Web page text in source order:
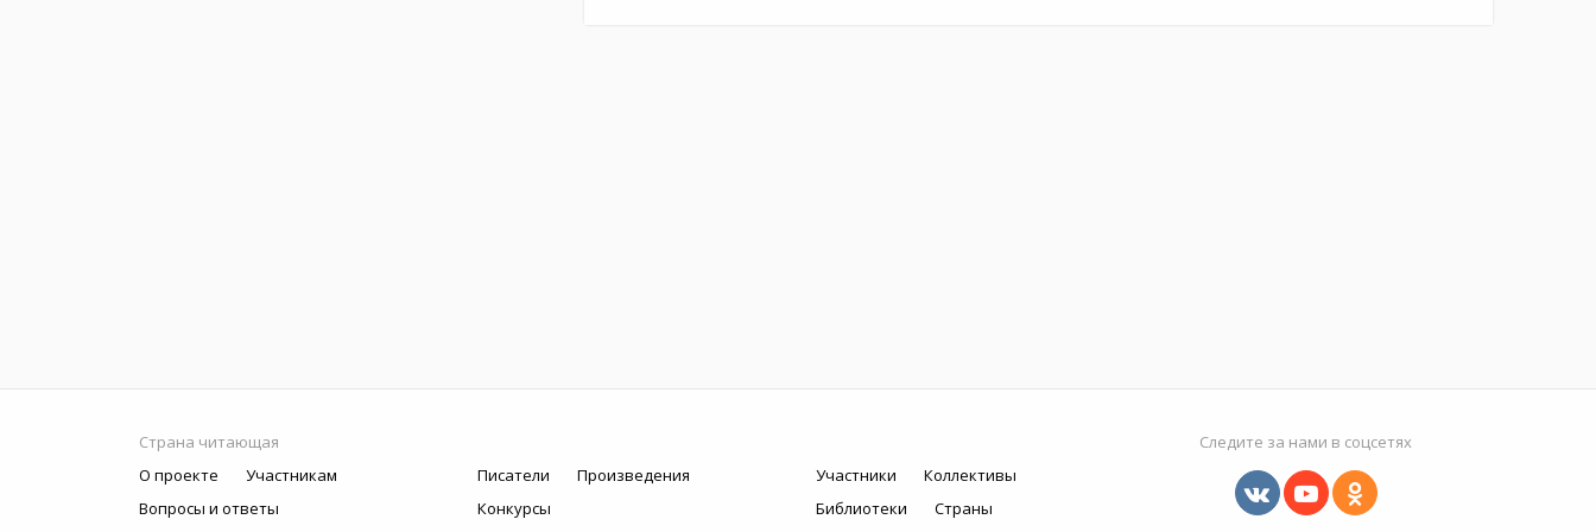
Страна читающая
О проекте
Участникам
Вопросы и ответы
Писатели
Произведения
Конкурсы
Участники
Коллективы
Библиотеки
Страны
Следите за нами в соцсетях